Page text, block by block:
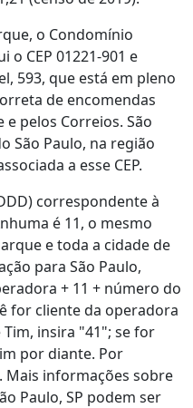
o Condomínio
o CEP 01221-901 e
593, que está em pleno
de encomendas
pelos Correios. São
São Paulo, na região
a esse CEP.
correspondente à
é 11, o mesmo
e toda a cidade de
para São Paulo,
+ 11 + número do
for cliente da operadora
insira "41"; se for
por diante. Por
Mais informações sobre
Paulo, SP podem ser